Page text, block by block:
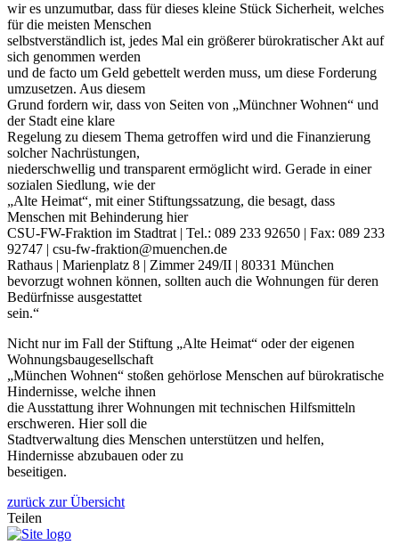
wir es unzumutbar, dass für dieses kleine Stück Sicherheit, welches
für die meisten Menschen
selbstverständlich ist, jedes Mal ein größerer bürokratischer Akt auf
sich genommen werden
und de facto um Geld gebettelt werden muss, um diese Forderung
umzusetzen. Aus diesem
Grund fordern wir, dass von Seiten von „Münchner Wohnen“ und
der Stadt eine klare
Regelung zu diesem Thema getroffen wird und die Finanzierung
solcher Nachrüstungen,
niederschwellig und transparent ermöglicht wird. Gerade in einer
sozialen Siedlung, wie der
„Alte Heimat“, mit einer Stiftungssatzung, die besagt, dass
Menschen mit Behinderung hier
CSU-FW-Fraktion im Stadtrat | Tel.: 089 233 92650 | Fax: 089 233
92747 | csu-fw-fraktion@muenchen.de
Rathaus | Marienplatz 8 | Zimmer 249/II | 80331 München
bevorzugt wohnen können, sollten auch die Wohnungen für deren
Bedürfnisse ausgestattet
sein.“
Nicht nur im Fall der Stiftung „Alte Heimat“ oder der eigenen
Wohnungsbaugesellschaft
„München Wohnen“ stoßen gehörlose Menschen auf bürokratische
Hindernisse, welche ihnen
die Ausstattung ihrer Wohnungen mit technischen Hilfsmitteln
erschweren. Hier soll die
Stadtverwaltung dies Menschen unterstützen und helfen,
Hindernisse abzubauen oder zu
beseitigen.
zurück zur Übersicht
Teilen